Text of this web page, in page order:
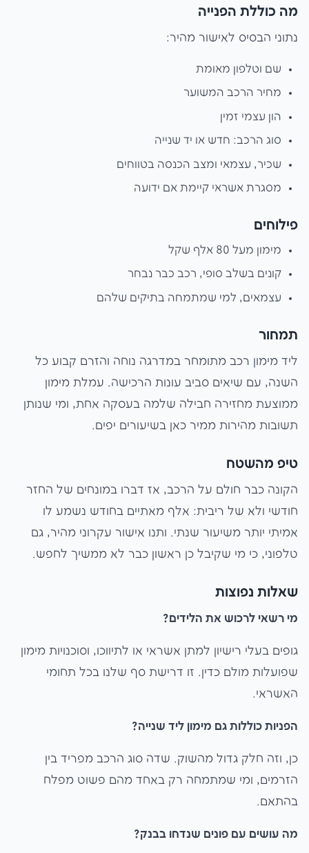
מה כוללת הפנייה
נתוני הבסיס לאישור מהיר:
שם וטלפון מאומת
מחיר הרכב המשוער
הון עצמי זמין
סוג הרכב: חדש או יד שנייה
שכיר, עצמאי ומצב הכנסה בטווחים
מסגרת אשראי קיימת אם ידועה
פילוחים
מימון מעל 80 אלף שקל
קונים בשלב סופי, רכב כבר נבחר
עצמאים, למי שמתמחה בתיקים שלהם
תמחור
ליד מימון רכב מתומחר במדרגה נוחה והזרם קבוע כל
השנה, עם שיאים סביב עונות הרכישה. עמלת מימון
ממוצעת מחזירה חבילה שלמה בעסקה אחת, ומי שנותן
תשובות מהירות ממיר כאן בשיעורים יפים.
טיפ מהשטח
הקונה כבר חולם על הרכב, אז דברו במונחים של החזר
חודשי ולא של ריבית: אלף מאתיים בחודש נשמע לו
אמיתי יותר משיעור שנתי. ותנו אישור עקרוני מהיר, גם
טלפוני, כי מי שקיבל כן ראשון כבר לא ממשיך לחפש.
שאלות נפוצות
מי רשאי לרכוש את הלידים?
גופים בעלי רישיון למתן אשראי או לתיווכו, וסוכנויות מימון
שפועלות מולם כדין. זו דרישת סף שלנו בכל תחומי
האשראי.
הפניות כוללות גם מימון ליד שנייה?
כן, וזה חלק גדול מהשוק. שדה סוג הרכב מפריד בין
הזרמים, ומי שמתמחה רק באחד מהם פשוט מפלח
בהתאם.
מה עושים עם פונים שנדחו בבנק?